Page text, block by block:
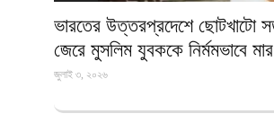
‎ভারতের উত্তরপ্রদেশে ছোটখাটো
জেরে মুসলিম যুবককে নির্মমভাবে
জুলাই ৩, ২০২৬